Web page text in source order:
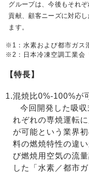
グループは、今後もそれ
貢献、顧客ニーズに対応
ます。
※1：水素および都市ガス
※2：日本冷凍空調工業会
【特長】
1.混焼比0%-100%が
今回開発した吸収
れぞれの専焼運転
が可能という業界
料の燃焼特性の違
び燃焼用空気の流
した「水素／都市